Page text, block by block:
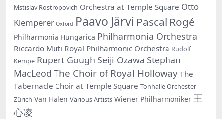
Mstislav Rostropovich Orchestra at Temple Square Otto
Klemperer Oxford Paavo Järvi Pascal Rogé
Philharmonia Hungarica Philharmonia Orchestra
Riccardo Muti Royal Philharmonic Orchestra Rudolf
Kempe Rupert Gough Seiji Ozawa Stephan
MacLeod The Choir of Royal Holloway The
Tabernacle Choir at Temple Square Tonhalle-Orchester
Zürich Van Halen Various Artists Wiener Philharmoniker 王
心凌